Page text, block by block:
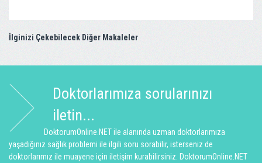
İlginizi Çekebilecek Diğer Makaleler
Doktorlarımıza sorularınızı
iletin...
DoktorumOnline.NET ile alanında uzman doktorlarımıza
yaşadığınız sağlık problemi ile ilgili soru sorabilir, isterseniz de
doktorlarımız ile muayene için iletişim kurabilirsiniz. DoktorumOnline.NET